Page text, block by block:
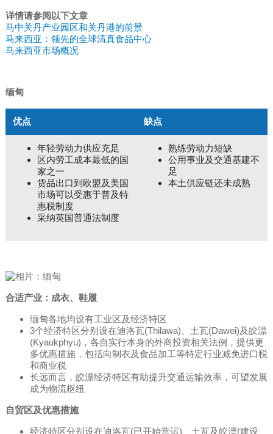
详情请参阅以下文章
马中关丹产业园区和关丹港的前景
马来西亚：领先的全球清真食品中心
马来西亚市场概况
缅甸
优点 缺点
年轻劳动力供应充足
区内劳工成本最低的国
家之一
货品出口到欧盟及美国
市场可以受惠于普及特
惠税制度
采纳英国普通法制度
熟练劳动力短缺
公用事业及交通基建不
足
本土供应链还未成熟
合适产业：成衣、鞋履
缅甸各地均设有工业区及经济特区
3个经济特区分别设在迪洛瓦(Thilawa)、土瓦(Dawei)及皎漂
(Kyaukphyu)，各自实行本身的外商投资相关法例，提供更
多优惠措施，包括向制衣及食品加工等特定行业减免进口税
和商业税
长远而言，皎漂经济特区有助提升交通运输效率，可望发展
成为物流枢纽
自贸区及优惠措施
经济特区分别设在迪洛瓦(已开始营运)、土瓦及皎漂(建设